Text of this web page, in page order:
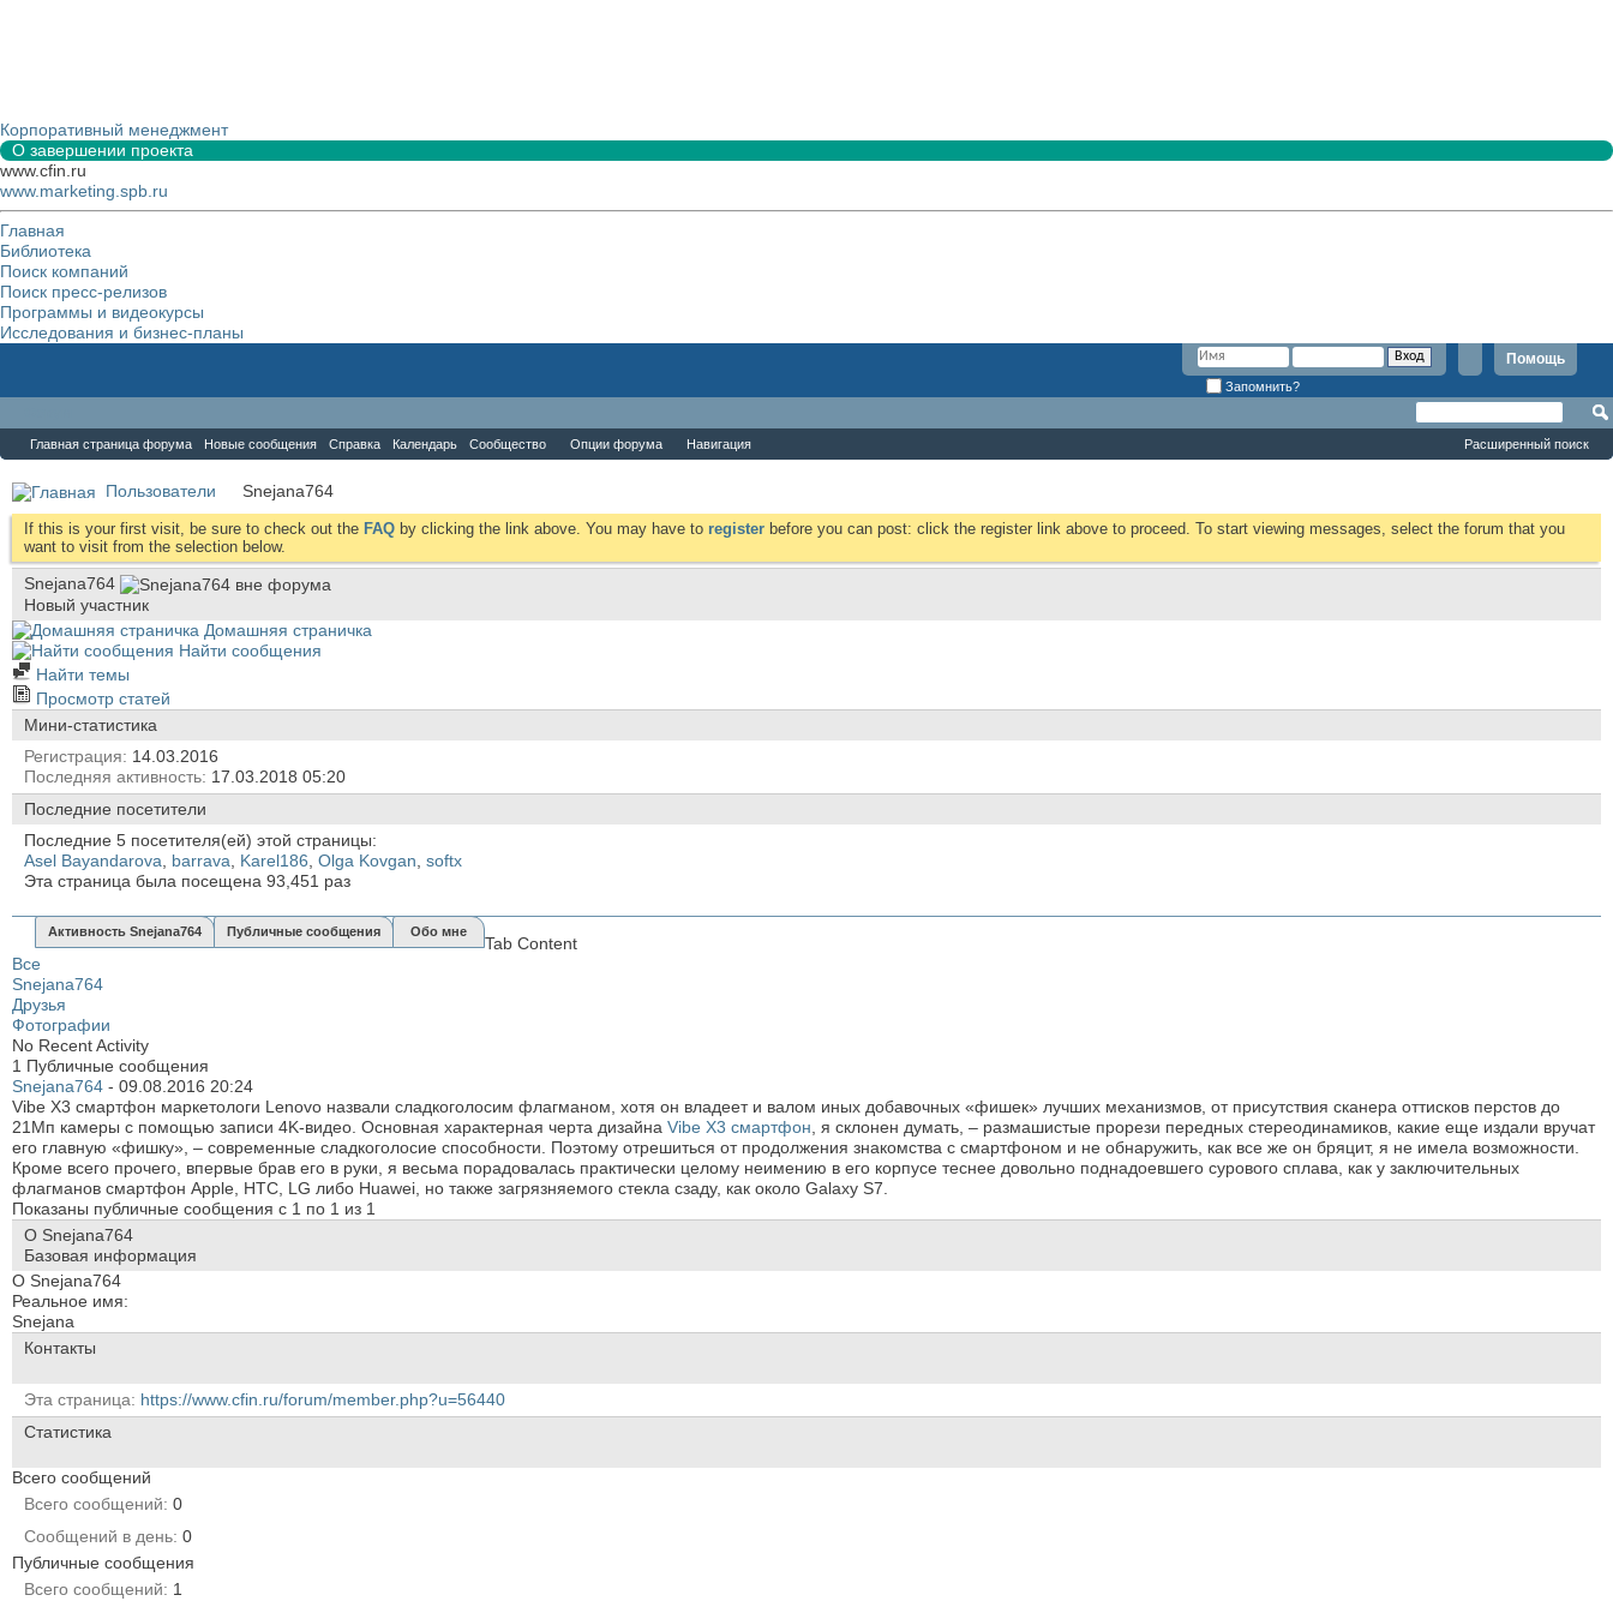
Корпоративный менеджмент
О завершении проекта
www.cfin.ru
www.marketing.spb.ru
Главная
Библиотека
Поиск компаний
Поиск пресс-релизов
Программы и видеокурсы
Исследования и бизнес-планы
Помощь
Запомнить?
Главная страница форума Новые сообщения Справка Календарь Сообщество Опции форума Навигация Расширенный поиск
Пользователи Snejana764
If this is your first visit, be sure to check out the FAQ by clicking the link above. You may have to register before you can post: click the register link above to proceed. To start viewing messages, select the forum that you
want to visit from the selection below.
Snejana764
Новый участник
Домашняя страничка
Найти сообщения
Найти темы
Просмотр статей
Мини-статистика
Регистрация
14.03.2016
Последняя активность 17.03.2018 05:20
Последние посетители
Последние 5 посетителя(ей) этой страницы:
Asel Bayandarova
barrava Karel186 Olga Kovgan softx
Эта страница была посещена 93,451 раз
Активность Snejana764 Публичные сообщения Обо мне
Tab Content
Все
Snejana764
Друзья
Фотографии
No Recent Activity
1 Публичные сообщения
Snejana764 - 09.08.2016 20:24
Vibe X3 смартфон маркетологи Lenovo назвали сладкоголосим флагманом, хотя он владеет и валом иных добавочных «фишек» лучших механизмов, от присутствия сканера оттисков перстов до
21Мп камеры с помощью записи 4K-видео. Основная характерная черта дизайна Vibe X3 смартфон , я склонен думать, – размашистые прорези передных стереодинамиков, какие еще издали вручат
его главную «фишку», – современные сладкоголосие способности. Поэтому отрешиться от продолжения знакомства с смартфоном и не обнаружить, как все же он бряцит, я не имела возможности.
Кроме всего прочего, впервые брав его в руки, я весьма порадовалась практически целому неимению в его корпусе теснее довольно поднадоевшего сурового сплава, как у заключительных
флагманов смартфон Apple, HTC, LG либо Huawei, но также загрязняемого стекла сзаду, как около Galaxy S7.
Показаны публичные сообщения с 1 по 1 из 1
О Snejana764
Базовая информация
О Snejana764
Реальное имя:
Snejana
Контакты
Эта страница
https://www.cfin.ru/forum/member.php?u=56440
Статистика
Всего сообщений
Всего сообщений 0
Сообщений в день 0
Публичные сообщения
Всего сообщений
1